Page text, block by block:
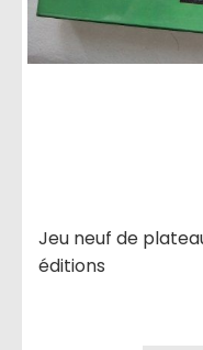
Jeu neuf de
éditions